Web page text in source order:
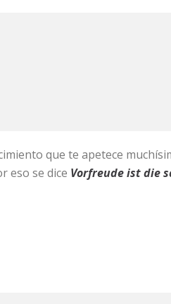
que te apetece
eso se dice Vorfreude ist die